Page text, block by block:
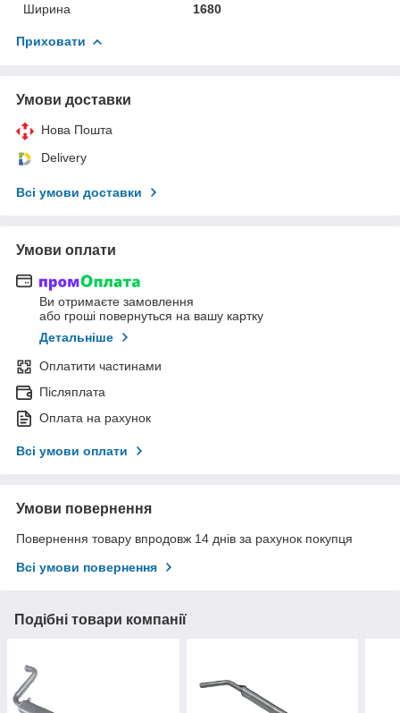
Ширина
1680
Приховати
Умови доставки
Нова Пошта
Delivery
Всі умови доставки
Умови оплати
Ви отримаєте замовлення
або гроші повернуться на вашу картку
Детальніше
Оплатити частинами
Післяплата
Оплата на рахунок
Всі умови оплати
Умови повернення
Повернення товару впродовж 14 днів за рахунок покупця
Всі умови повернення
Подібні товари компанії